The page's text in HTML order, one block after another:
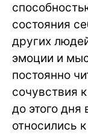
состояния
других
эмоции и
постоянно
сочувствия
до этого
относились